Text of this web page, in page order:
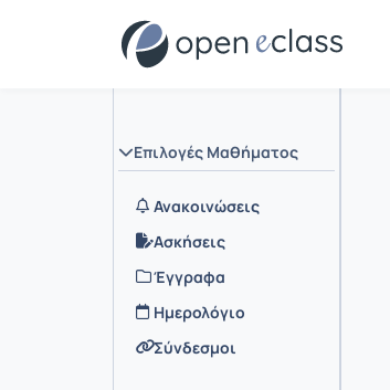
Επιλογές Μαθήματος
Ανακοινώσεις
Ασκήσεις
Έγγραφα
Ημερολόγιο
Σύνδεσμοι